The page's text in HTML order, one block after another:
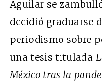
Aguilar se
decidió graduarse
periodismo sobre
unatesis titulada
México tras la